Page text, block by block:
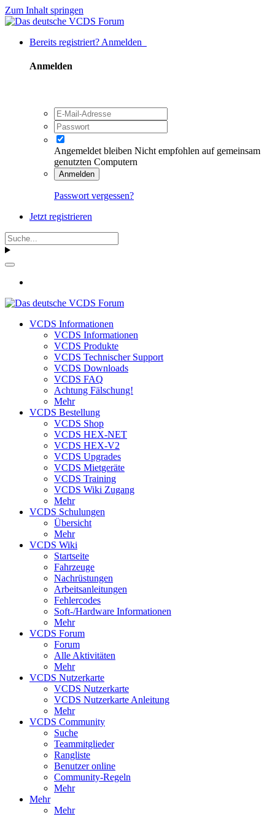
Zum Inhalt springen
Bereits registriert? Anmelden
Anmelden
Angemeldet bleiben Nicht empfohlen auf gemeinsam
genutzten Computern
Anmelden
Passwort vergessen?
Jetzt registrieren
VCDS Informationen
VCDS Informationen
VCDS Produkte
VCDS Technischer Support
VCDS Downloads
VCDS FAQ
Achtung Fälschung!
Mehr
VCDS Bestellung
VCDS Shop
VCDS HEX-NET
VCDS HEX-V2
VCDS Upgrades
VCDS Mietgeräte
VCDS Training
VCDS Wiki Zugang
Mehr
VCDS Schulungen
Übersicht
Mehr
VCDS Wiki
Startseite
Fahrzeuge
Nachrüstungen
Arbeitsanleitungen
Fehlercodes
Soft-/Hardware Informationen
Mehr
VCDS Forum
Forum
Alle Aktivitäten
Mehr
VCDS Nutzerkarte
VCDS Nutzerkarte
VCDS Nutzerkarte Anleitung
Mehr
VCDS Community
Suche
Teammitglieder
Rangliste
Benutzer online
Community-Regeln
Mehr
Mehr
Mehr